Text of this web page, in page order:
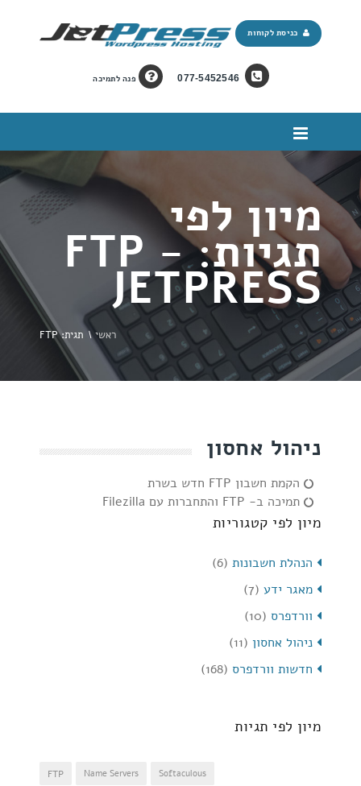
077-5452546 פנה לתמיכה
כניסת לקוחות
מיון לפי
תגיות: FTP -
JETPRESS
ראשי \ תגית: FTP
ניהול אחסון
הקמת חשבון FTP חדש בשרת
תמיכה ב- FTP והתחברות עם Filezilla
מיון לפי קטגוריות
הנהלת חשבונות (6)
מאגר ידע (7)
וורדפרס (10)
ניהול אחסון (11)
חדשות וורדפרס (168)
מיון לפי תגיות
FTP Name Servers Softaculous